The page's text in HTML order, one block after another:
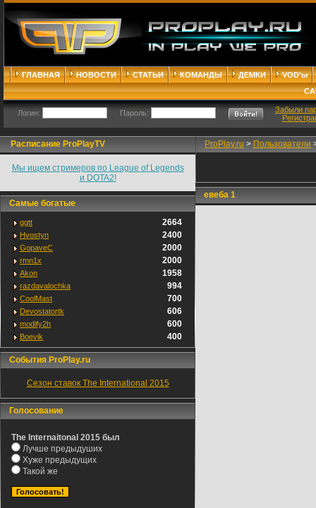
ГЛАВНАЯ НОВОСТИ СТАТЬИ КОМАНДЫ ДЕМКИ
VOD'ы
Логин: Пароль:
Забыли
Расписание ProPlayTV
Мы ищем стримеров по League of Legends
и DOTA2!
Самые богатые
ggtt 2664
Hvostyn 2400
GopaveC 2000
rmn1x 2000
Akon 1958
razdavalochka 994
CoolMast 700
Devostatortk 606
modify2h 600
Boevik 400
События ProPlay.ru
Сезон ставок The International 2015
Голосование
The Internaitonal 2015 был
Лучше предыдуших
Хуже предыдущих
Такой же
ProPlay.ru > Пользователи
евеба 1